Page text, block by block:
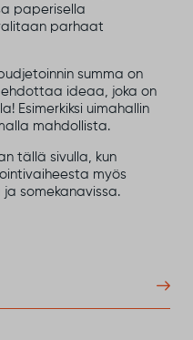
paperisella
parhaat
summa on
ideaa, joka on
Esimerkiksi uimahallin
mahdollista.
tällä sivulla, kun
myös
somekanavissa.